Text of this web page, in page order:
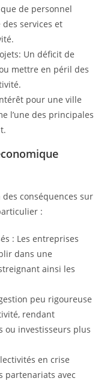
de personnel
services et
Un déficit de
mettre en péril des
pour une ville
l’une des principales
conséquences sur
:
: Les entreprises
dans une
ainsi les
peu rigoureuse
rendant
ou investisseurs plus
en crise
partenariats avec